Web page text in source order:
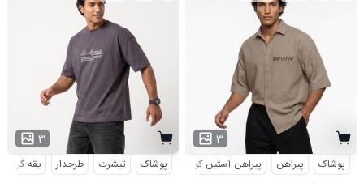
۳
پوشاک تیشرت طرحدار یقه گرد
۳
پوشاک پیراهن پیراهن آستین کوتاه طرحدار